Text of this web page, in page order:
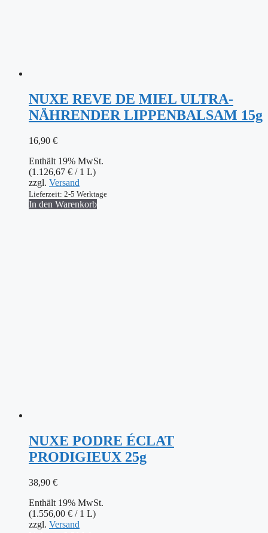
NUXE REVE DE MIEL ULTRA-
NÄHRENDER LIPPENBALSAM 15g
16,90 €
Enthält 19% MwSt.
(1.126,67 € / 1 L)
zzgl. Versand
Lieferzeit: 2-5 Werktage
In den Warenkorb
NUXE PODRE ÉCLAT
PRODIGIEUX 25g
38,90 €
Enthält 19% MwSt.
(1.556,00 € / 1 L)
zzgl. Versand